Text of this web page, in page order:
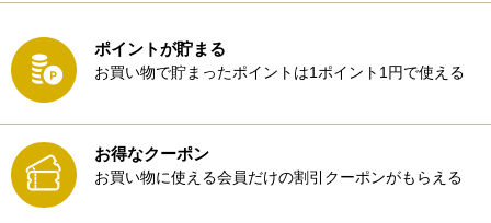
ポイントが貯まる
お買い物で貯まったポイントは1ポイント1円で使える
お得なクーポン
お買い物に使える会員だけの割引クーポンがもらえる